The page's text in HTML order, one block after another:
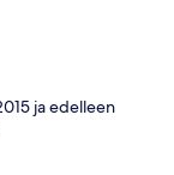
ja edelleen